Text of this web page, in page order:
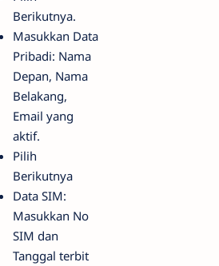
Berikutnya.
Masukkan Data
Pribadi: Nama
Depan, Nama
Belakang,
Email yang
aktif.
Pilih
Berikutnya
Data SIM:
Masukkan No
SIM dan
Tanggal terbit